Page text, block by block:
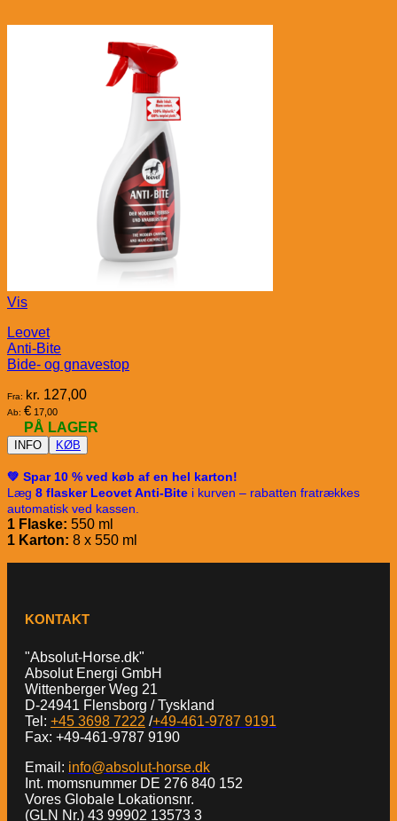
Vis
Leovet
Anti-Bite
Bide- og gnavestop
Fra: kr. 127,00
Ab: € 17,00
PÅ LAGER
INFO KØB
💚 Spar 10 % ved køb af en hel karton!
Læg 8 flasker Leovet Anti-Bite i kurven – rabatten fratrækkes
automatisk ved kassen.
1 Flaske: 550 ml
1 Karton: 8 x 550 ml
KONTAKT
"Absolut-Horse.dk"
Absolut Energi GmbH
Wittenberger Weg 21
D-24941 Flensborg / Tyskland
Tel: +45 3698 7222 /+49-461-9787 9191
Fax: +49-461-9787 9190
Email: info@absolut-horse.dk
Int. momsnummer DE 276 840 152
Vores Globale Lokationsnr.
(GLN Nr.) 43 99902 13573 3